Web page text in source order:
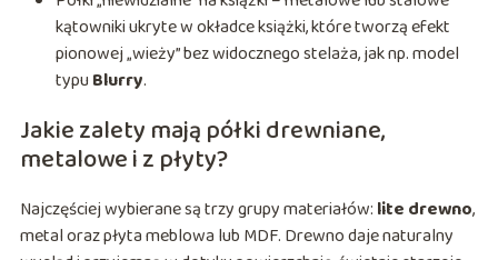
kątowniki ukryte w okładce książki, które tworzą efekt
pionowej „wieży” bez widocznego stelaża, jak np. model
typuBlurry.
Jakie zalety mają półki drewniane,
metalowe i z płyty?
Najczęściej wybierane są trzy grupy materiałów: lite drewno,
metal oraz płyta meblowa lub MDF. Drewno daje naturalny